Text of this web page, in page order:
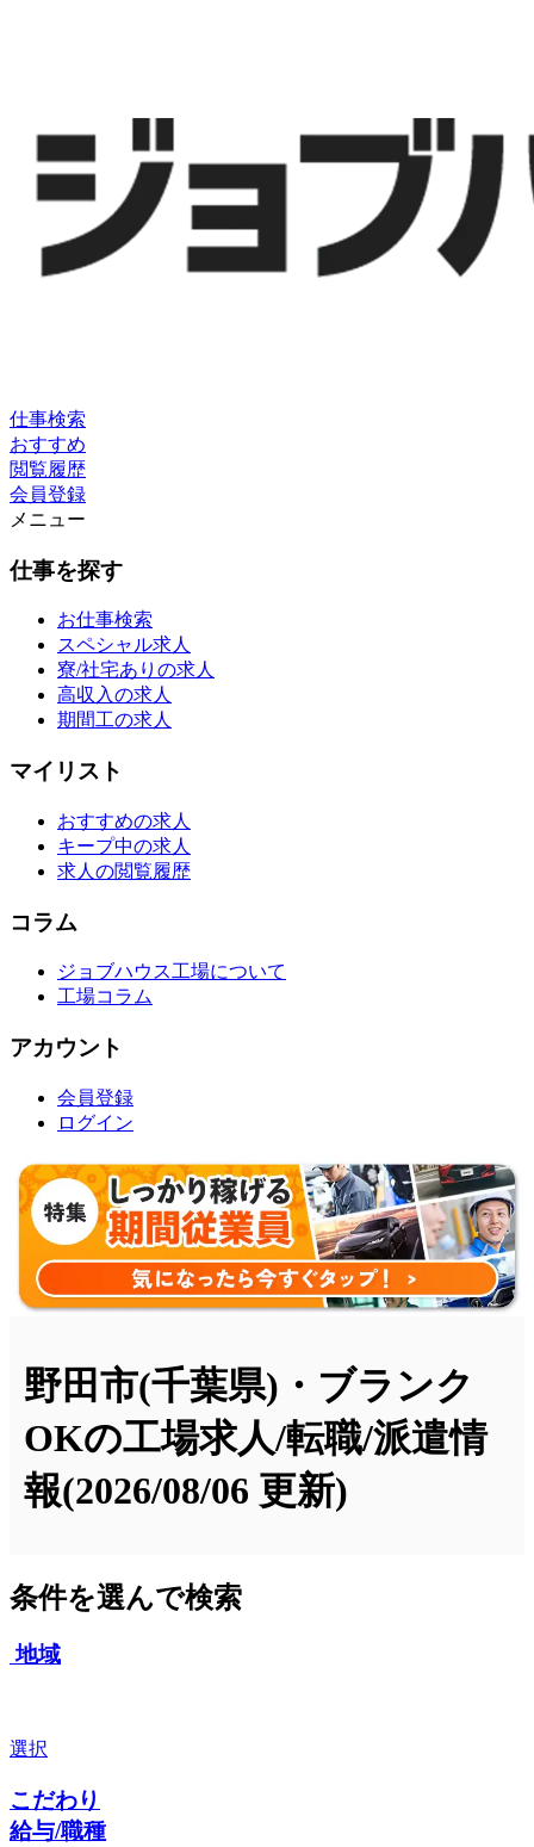
仕事検索
おすすめ
閲覧履歴
会員登録
メニュー
仕事を探す
お仕事検索
スペシャル求人
寮/社宅ありの求人
高収入の求人
期間工の求人
マイリスト
おすすめの求人
キープ中の求人
求人の閲覧履歴
コラム
ジョブハウス工場について
工場コラム
アカウント
会員登録
ログイン
野田市(千葉県)・ブランク
OKの工場求人/転職/派遣情
報(2026/08/06 更新)
条件を選んで検索
地域
選択
こだわり
給与/職種